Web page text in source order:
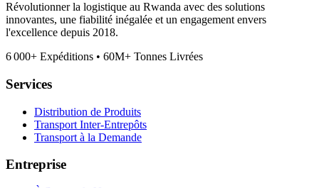
Révolutionner la logistique au Rwanda avec des solutions
innovantes, une fiabilité inégalée et un engagement envers
l'excellence depuis 2018.
6 000+ Expéditions • 60M+ Tonnes Livrées
Services
Distribution de Produits
Transport Inter-Entrepôts
Transport à la Demande
Entreprise